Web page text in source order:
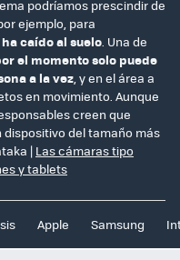
podríamos prescindir de
ejemplo, para
caído al suelo. Una de
el momento solo puede
a la vez, y en el área a
en movimiento. Aunque
creen que
del tamaño más
| Las cámaras tipo
y tablets
Apple Samsung